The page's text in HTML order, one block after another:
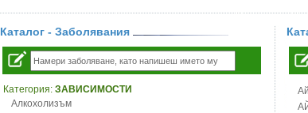
Каталог - Заболявания
Категория: ЗАВИСИМОСТИ
Алкохолизъм